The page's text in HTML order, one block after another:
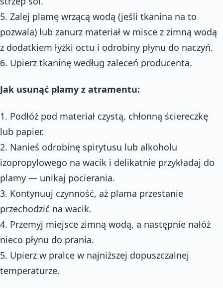
5. Zalej plamę wrzącą wodą (jeśli tkanina na to
pozwala) lub zanurz materiał w misce z zimną wodą
z dodatkiem łyżki octu i odrobiny płynu do naczyń.
6. Upierz tkaninę według zaleceń producenta.
Jak usunąć plamy z atramentu:
1. Podłóż pod materiał czystą, chłonną ściereczkę
lub papier.
2. Nanieś odrobinę spirytusu lub alkoholu
izopropylowego na wacik i delikatnie przykładaj do
plamy — unikaj pocierania.
3. Kontynuuj czynność, aż plama przestanie
przechodzić na wacik.
4. Przemyj miejsce zimną wodą, a następnie nałóż
nieco płynu do prania.
5. Upierz w pralce w najniższej dopuszczalnej
temperaturze.